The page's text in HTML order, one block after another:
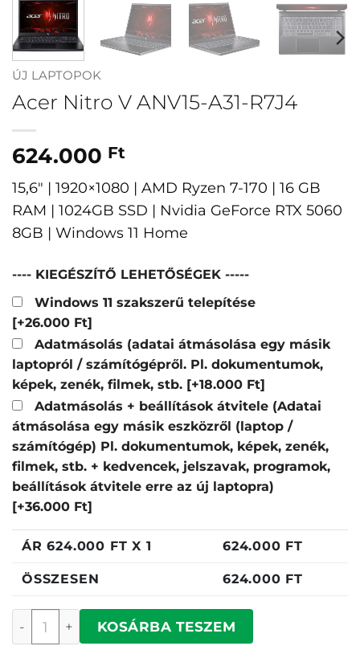
ÚJ LAPTOPOK
Acer Nitro V ANV15-A31-R7J4
624.000 Ft
15,6″ | 1920×1080 | AMD Ryzen 7-170 | 16 GB
RAM | 1024GB SSD | Nvidia GeForce RTX 5060
8GB | Windows 11 Home
---- KIEGÉSZÍTŐ LEHETŐSÉGEK -----
Windows 11 szakszerű telepítése
[+26.000 Ft]
Adatmásolás (adatai átmásolása egy másik
laptopról / számítógépről. Pl. dokumentumok,
képek, zenék, filmek, stb. [+18.000 Ft]
Adatmásolás + beállítások átvitele (Adatai
átmásolása egy másik eszközről (laptop /
számítógép) Pl. dokumentumok, képek, zenék,
filmek, stb. + kedvencek, jelszavak, programok,
beállítások átvitele erre az új laptopra)
[+36.000 Ft]
ÁR624.000 FT X 1 624.000 FT
ÖSSZESEN 624.000 FT
Acer Nitro V ANV15-A31-R7J4 mennyiség
KOSÁRBA TESZEM